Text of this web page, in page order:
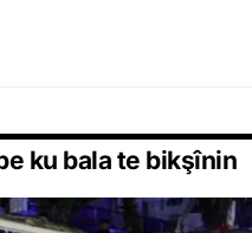
ku bala te bikşînin